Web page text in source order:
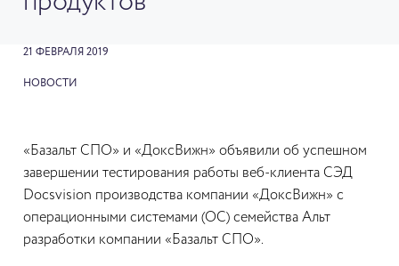
21 ФЕВРАЛЯ 2019
НОВОСТИ
«Базальт СПО» и «ДоксВижн» объявили об успешном
завершении тестирования работы веб-клиента СЭД
Docsvision производства компании «ДоксВижн» с
операционными системами (ОС) семейства Альт
разработки компании «Базальт СПО».